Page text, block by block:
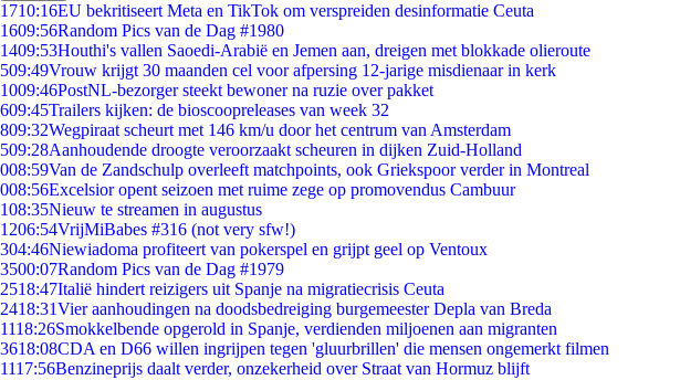
1710:16EU bekritiseert Meta en TikTok om verspreiden desinformatie Ceuta
1609:56Random Pics van de Dag #1980
1409:53Houthi's vallen Saoedi-Arabië en Jemen aan, dreigen met blokkade olieroute
509:49Vrouw krijgt 30 maanden cel voor afpersing 12-jarige misdienaar in kerk
1009:46PostNL-bezorger steekt bewoner na ruzie over pakket
609:45Trailers kijken: de bioscoopreleases van week 32
809:32Wegpiraat scheurt met 146 km/u door het centrum van Amsterdam
509:28Aanhoudende droogte veroorzaakt scheuren in dijken Zuid-Holland
008:59Van de Zandschulp overleeft matchpoints, ook Griekspoor verder in Montreal
008:56Excelsior opent seizoen met ruime zege op promovendus Cambuur
108:35Nieuw te streamen in augustus
1206:54VrijMiBabes #316 (not very sfw!)
304:46Niewiadoma profiteert van pokerspel en grijpt geel op Ventoux
3500:07Random Pics van de Dag #1979
2518:47Italië hindert reizigers uit Spanje na migratiecrisis Ceuta
2418:31Vier aanhoudingen na doodsbedreiging burgemeester Depla van Breda
1118:26Smokkelbende opgerold in Spanje, verdienden miljoenen aan migranten
3618:08CDA en D66 willen ingrijpen tegen 'gluurbrillen' die mensen ongemerkt filmen
1117:56Benzineprijs daalt verder, onzekerheid over Straat van Hormuz blijft